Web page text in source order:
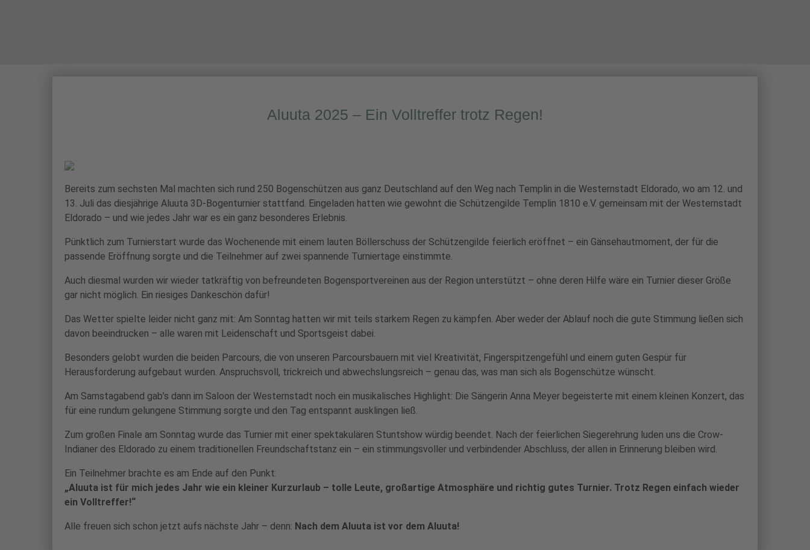
Aluuta 2025 – Ein Volltreffer trotz Regen!
Bereits zum sechsten Mal machten sich rund 250 Bogenschützen aus ganz Deutschland auf den Weg nach Templin in die Westernstadt Eldorado, wo am 12. und
13. Juli das diesjährige Aluuta 3D-Bogenturnier stattfand. Eingeladen hatten wie gewohnt die Schützengilde Templin 1810 e.V. gemeinsam mit der Westernstadt
Eldorado – und wie jedes Jahr war es ein ganz besonderes Erlebnis.
Pünktlich zum Turnierstart wurde das Wochenende mit einem lauten Böllerschuss der Schützengilde feierlich eröffnet – ein Gänsehautmoment, der für die
passende Eröffnung sorgte und die Teilnehmer auf zwei spannende Turniertage einstimmte.
Auch diesmal wurden wir wieder tatkräftig von befreundeten Bogensportvereinen aus der Region unterstützt – ohne deren Hilfe wäre ein Turnier dieser Größe
gar nicht möglich. Ein riesiges Dankeschön dafür!
Das Wetter spielte leider nicht ganz mit: Am Sonntag hatten wir mit teils starkem Regen zu kämpfen. Aber weder der Ablauf noch die gute Stimmung ließen sich
davon beeindrucken – alle waren mit Leidenschaft und Sportsgeist dabei.
Besonders gelobt wurden die beiden Parcours, die von unseren Parcoursbauern mit viel Kreativität, Fingerspitzengefühl und einem guten Gespür für
Herausforderung aufgebaut wurden. Anspruchsvoll, trickreich und abwechslungsreich – genau das, was man sich als Bogenschütze wünscht.
Am Samstagabend gab’s dann im Saloon der Westernstadt noch ein musikalisches Highlight: Die Sängerin Anna Meyer begeisterte mit einem kleinen Konzert, das
für eine rundum gelungene Stimmung sorgte und den Tag entspannt ausklingen ließ.
Zum großen Finale am Sonntag wurde das Turnier mit einer spektakulären Stuntshow würdig beendet. Nach der feierlichen Siegerehrung luden uns die Crow-
Indianer des Eldorado zu einem traditionellen Freundschaftstanz ein – ein stimmungsvoller und verbindender Abschluss, der allen in Erinnerung bleiben wird.
Ein Teilnehmer brachte es am Ende auf den Punkt:
„Aluuta ist für mich jedes Jahr wie ein kleiner Kurzurlaub – tolle Leute, großartige Atmosphäre und richtig gutes Turnier. Trotz Regen einfach wieder
ein Volltreffer!“
Alle freuen sich schon jetzt aufs nächste Jahr – denn: Nach dem Aluuta ist vor dem Aluuta!